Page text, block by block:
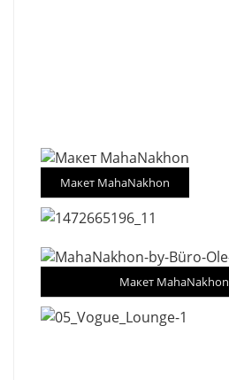
Макет MahaNakhon
Макет MahaNakhon